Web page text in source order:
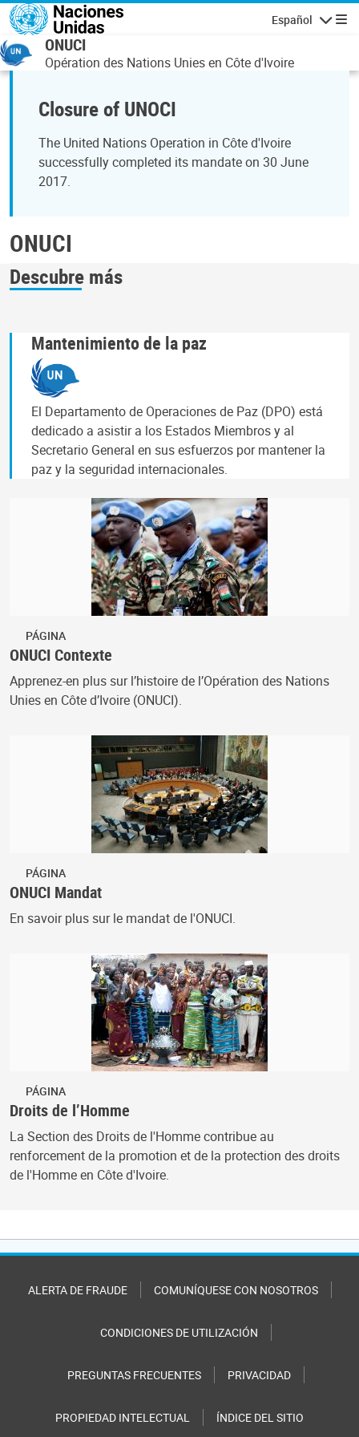
Pasar al contenido principal
Español
ONUCI
Opération des Nations Unies en Côte d'Ivoire
Closure of UNOCI
The United Nations Operation in Côte d'Ivoire
successfully completed its mandate on 30 June
2017.
ONUCI
Descubre más
Mantenimiento de la paz
El Departamento de Operaciones de Paz (DPO) está
dedicado a asistir a los Estados Miembros y al
Secretario General en sus esfuerzos por mantener la
paz y la seguridad internacionales.
PÁGINA
ONUCI Contexte
Apprenez-en plus sur l’histoire de l’Opération des Nations
Unies en Côte d’Ivoire (ONUCI).
PÁGINA
ONUCI Mandat
En savoir plus sur le mandat de l'ONUCI.
PÁGINA
Droits de l’Homme
La Section des Droits de l'Homme contribue au
renforcement de la promotion et de la protection des droits
de l'Homme en Côte d'Ivoire.
ALERTA DE FRAUDE COMUNÍQUESE CON NOSOTROS
CONDICIONES DE UTILIZACIÓN
PREGUNTAS FRECUENTES PRIVACIDAD
PROPIEDAD INTELECTUAL ÍNDICE DEL SITIO